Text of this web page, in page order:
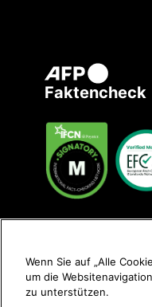
Faktencheck
Wenn Sie auf „Alle
um die
zu unterstützen.